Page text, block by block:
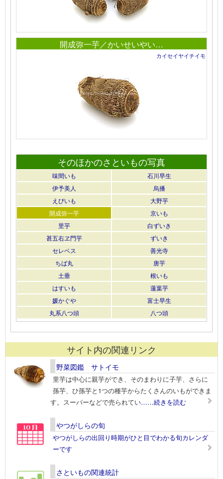
開成弥一芋／かいせいやい…
カイセイヤイチイモ
そのほかのさといもの写真
味間いも
石川早生
伊予美人
烏播
えびいも
大野芋
開成弥一芋
京いも
里芋
白ずいき
甚五右ヱ門芋
ずいき
セレベス
善光寺
ちば丸
唐芋
土垂
根いも
はすいも
蓮葉芋
媛かぐや
富士早生
丸系八つ頭
八つ頭
サイト内の関連リンク
野菜図鑑 サトイモ
里芋は中心に親芋ができ、そのまわりに子芋、さらに
孫芋、ひ孫芋と1つの種芋からたくさんのいもができま
す。スーパーなどで売られてい……続きを読む
やつがしらの旬
やつがしらの出回り時期がひと目でわかる旬カレンダ
ーです
さといもの関連統計